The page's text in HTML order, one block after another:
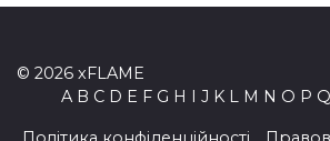
© 2026 xFLAME
A B C D E F G H I J K L M N O P Q